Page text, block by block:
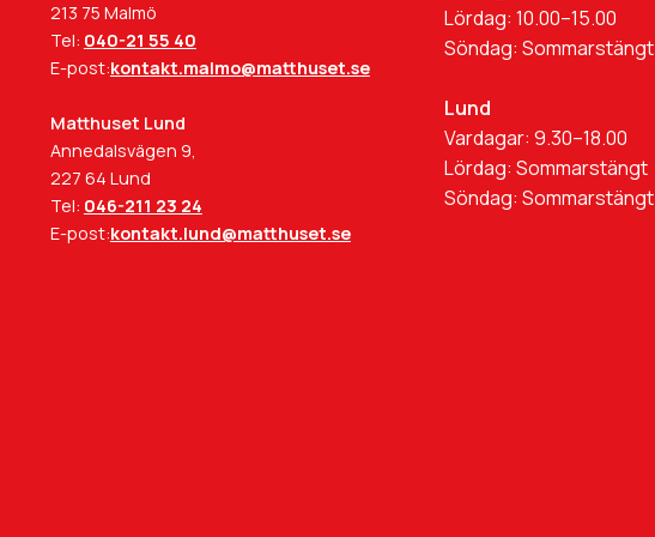
213 75 Malmö
Tel: 040-21 55 40
E-post:kontakt.malmo@matthuset.se
Matthuset Lund
Annedalsvägen 9,
227 64 Lund
Tel: 046-211 23 24
E-post:kontakt.lund@matthuset.se
Lördag: 10.00–15.00
Söndag: Sommarstängt
Lund
Vardagar: 9.30–18.00
Lördag: Sommarstängt
Söndag: Sommarstängt